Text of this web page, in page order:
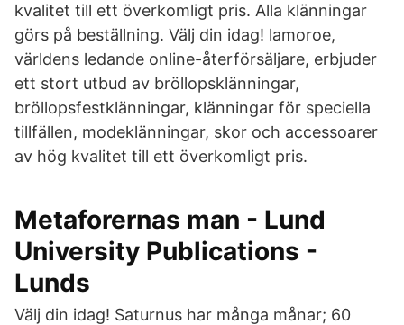
kvalitet till ett överkomligt pris. Alla klänningar
görs på beställning. Välj din idag! lamoroe,
världens ledande online-återförsäljare, erbjuder
ett stort utbud av bröllopsklänningar,
bröllopsfestklänningar, klänningar för speciella
tillfällen, modeklänningar, skor och accessoarer
av hög kvalitet till ett överkomligt pris.
Metaforernas man - Lund
University Publications -
Lunds
Välj din idag! Saturnus har många månar; 60